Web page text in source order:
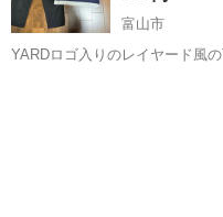
富山市
YARDロゴ入りのレイヤード風